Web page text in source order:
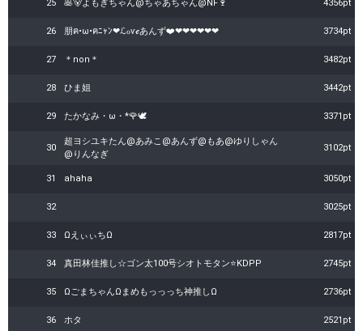
25 🥞🐻‍よもぎちゃん@ちゃあちゃん@NF🍷 4356pt
26 朋ฅ•ω•ฅﾆｬﾝ❤ℒℴѵℯあんず❤️❤❤❤❤❤❤ 3734pt
27 ＊non＊ 3482pt
28 ひま姐 3442pt
29 たかなみ・ω・*🌹🕊 3371pt
30
超ヨシユキたん@あみこ@あんず@もあ@ゆりしゃん
@りんなぎ
3102pt
31 ahaha 3050pt
32 3025pt
33 ΩえぃぃちΩ 2817pt
34 真田林佳推し☆ゴン太100号シオトモタン⭐KDPP 2745pt
35 ΩごまちゃんΩまめもっっっち神推しΩ 2736pt
36 ホタ 2521pt